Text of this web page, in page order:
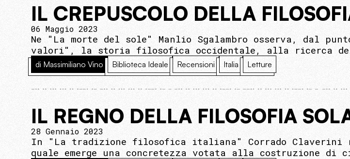
IL CREPUSCOLO DELLA
06 Maggio 2023
Ne "La morte del sole" Manlio Sgalambro osserva, dal
valori", la storia filosofica occidentale, alla ricerca
di Massimiliano Vino Biblioteca Ideale Recensioni Italia Letture
IL REGNO DELLA FILOSOFIA
28 Gennaio 2023
In "La tradizione filosofica italiana" Corrado
quale emerge una concretezza votata alla costruzione di